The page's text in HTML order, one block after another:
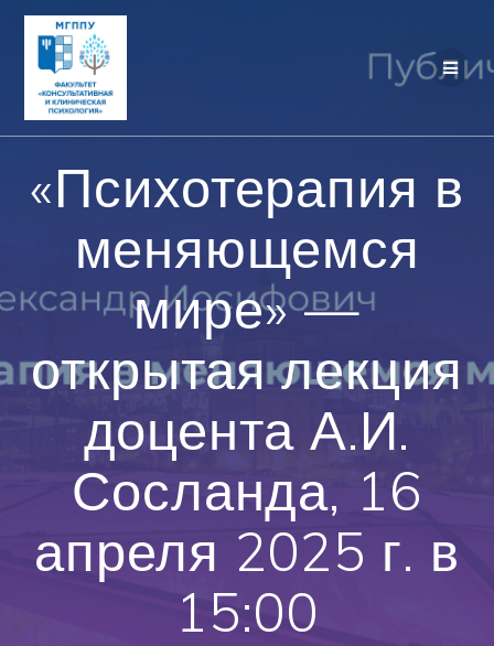
«Психотерапия в
меняющемся
мире» —
открытая лекция
доцента А.И.
Сосланда, 16
апреля 2025 г. в
15:00